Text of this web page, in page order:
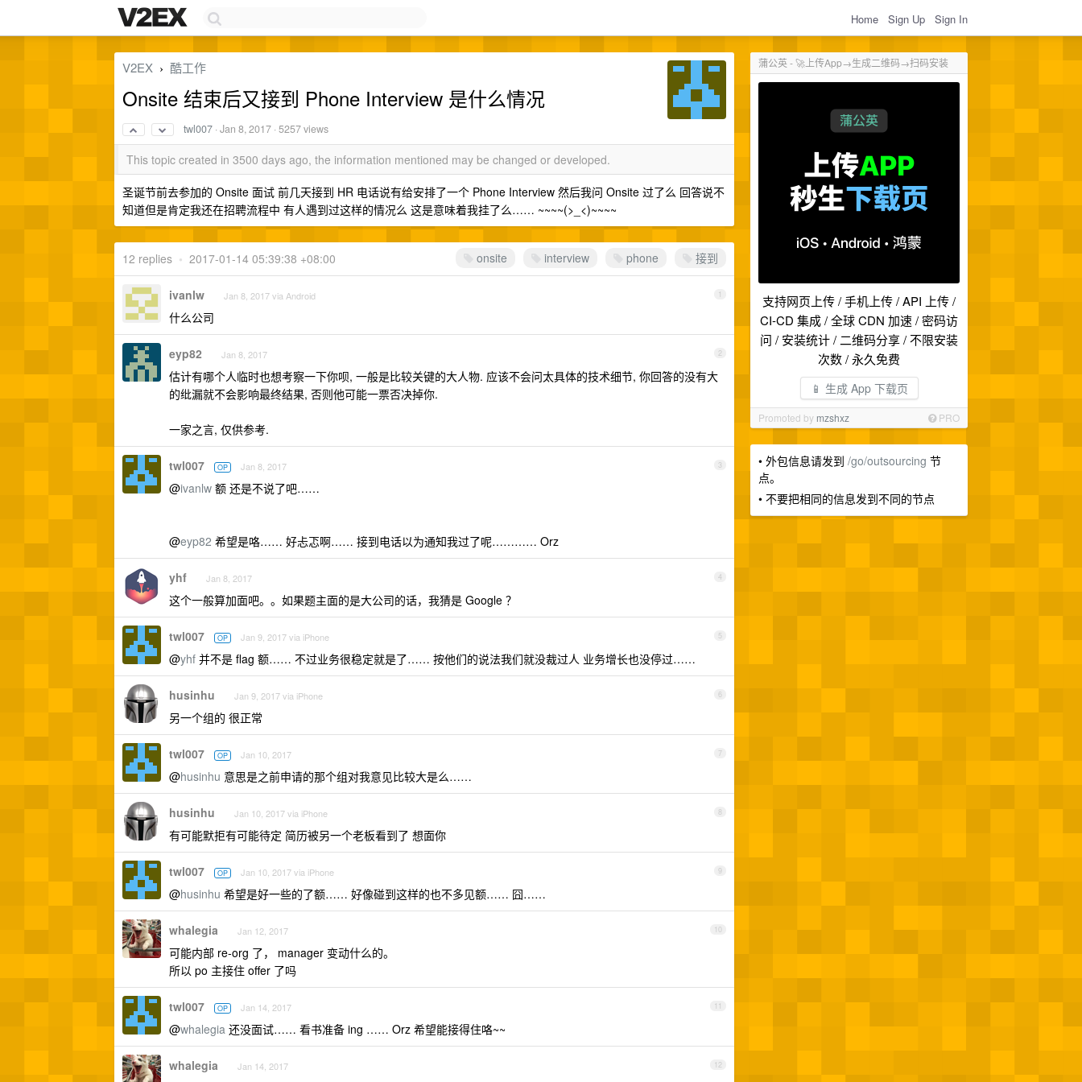
Home Sign Up Sign In
蒲公英 - 🚀上传App→生成二维码→扫码安装
支持网页上传 / 手机上传 / API 上传 /
CI-CD 集成 / 全球 CDN 加速 / 密码访
问 / 安装统计 / 二维码分享 / 不限安装
次数 / 永久免费
📱 生成 App 下载页
Promoted by mzshxz PRO
• 外包信息请发到 /go/outsourcing 节
点。
• 不要把相同的信息发到不同的节点
V2EX › 酷工作
Onsite 结束后又接到 Phone Interview 是什么情况
twl007 ·Jan 8, 2017 · 5257 views
This topic created in 3500 days ago, the information mentioned may be changed or developed.
圣诞节前去参加的 Onsite 面试 前几天接到 HR 电话说有给安排了一个 Phone Interview 然后我问 Onsite 过了么 回答说不
知道但是肯定我还在招聘流程中 有人遇到过这样的情况么 这是意味着我挂了么…… ~~~~(>_<)~~~~
onsite interview phone 接到
12 replies • 2017-01-14 05:39:38 +08:00
1
ivanlw Jan 8, 2017 via Android
什么公司
2
eyp82 Jan 8, 2017
估计有哪个人临时也想考察一下你呗, 一般是比较关键的大人物. 应该不会问太具体的技术细节, 你回答的没有大
的纰漏就不会影响最终结果, 否则他可能一票否决掉你.
一家之言, 仅供参考.
3
twl007 OP Jan 8, 2017
@ivanlw 额 还是不说了吧……
@eyp82 希望是咯…… 好忐忑啊…… 接到电话以为通知我过了呢………… Orz
4
yhf Jan 8, 2017
这个一般算加面吧。。如果题主面的是大公司的话，我猜是 Google ？
5
twl007 OP Jan 9, 2017 via iPhone
@yhf 并不是 flag 额…… 不过业务很稳定就是了…… 按他们的说法我们就没裁过人 业务增长也没停过……
6
husinhu Jan 9, 2017 via iPhone
另一个组的 很正常
7
twl007 OP Jan 10, 2017
@husinhu 意思是之前申请的那个组对我意见比较大是么……
8
husinhu Jan 10, 2017 via iPhone
有可能默拒有可能待定 简历被另一个老板看到了 想面你
9
twl007 OP Jan 10, 2017 via iPhone
@husinhu 希望是好一些的了额…… 好像碰到这样的也不多见额…… 囧……
10
whalegia Jan 12, 2017
可能内部 re-org 了， manager 变动什么的。
所以 po 主接住 offer 了吗
11
twl007 OP Jan 14, 2017
@whalegia 还没面试…… 看书准备 ing …… Orz 希望能接得住咯~~
12
whalegia Jan 14, 2017